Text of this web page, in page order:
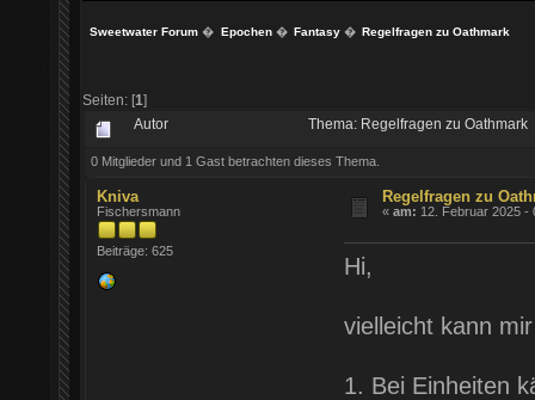
Sweetwater Forum � Epochen� Fantasy� Regelfragen zu Oathmark
Seiten: [1]
Autor Thema: Regelfragen zu
0 Mitglieder und 1 Gast betrachten dieses Thema.
Kniva
Fischersmann
Beiträge: 625
Regelfragen zu
«am: 12. Februar 2025 -
Hi,
vielleicht kann
1. Bei Einheiten